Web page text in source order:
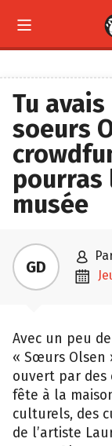

Tu
soeurs
pourras
musée
GD 

Avec un peu
« Sœurs Olsen
ouvert par des
fête à la
culturels, des
de l’artiste